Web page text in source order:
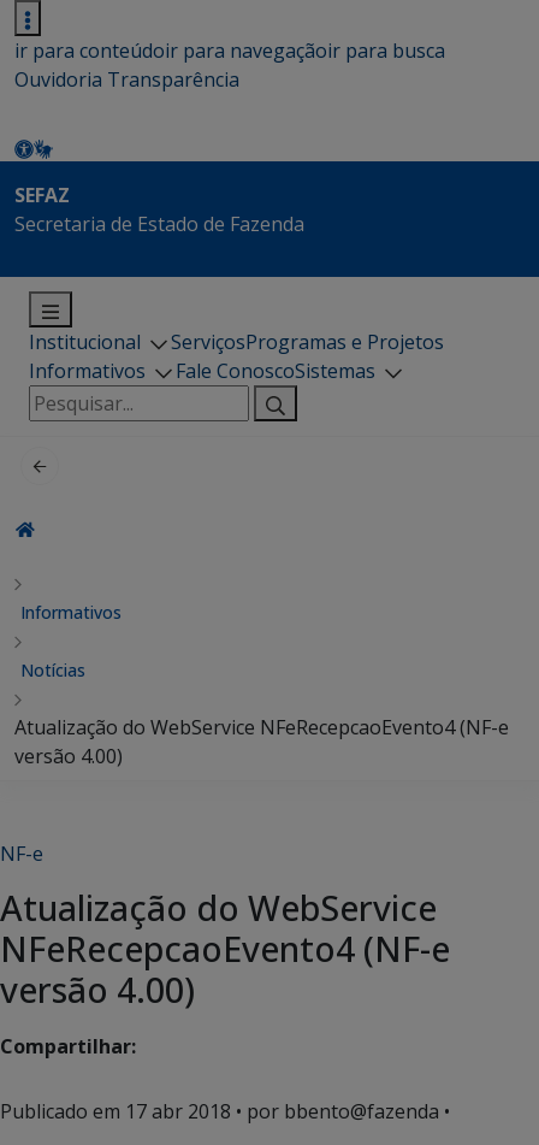
ir para conteúdoir para navegaçãoir para busca
Ouvidoria Transparência
SEFAZ
Secretaria de Estado de Fazenda
Institucional ServiçosProgramas e Projetos
Informativos
Fale ConoscoSistemas
Pesquisar
por:
Informativos
Notícias
Atualização do WebService NFeRecepcaoEvento4 (NF-e
versão 4.00)
NF-e
Atualização do WebService
NFeRecepcaoEvento4 (NF-e
versão 4.00)
Compartilhar:
Publicado em 17 abr 2018 • por bbento@fazenda •